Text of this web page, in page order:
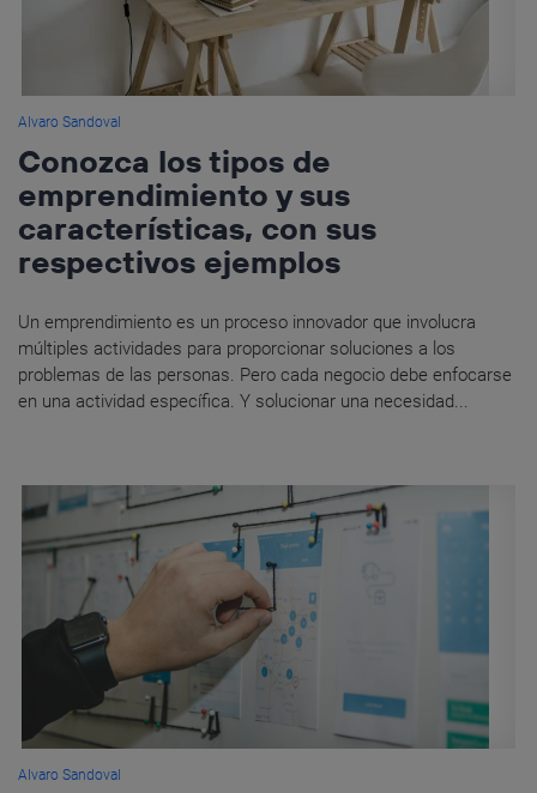
Alvaro Sandoval
Conozca los tipos de
emprendimiento y sus
características, con sus
respectivos ejemplos
Un emprendimiento es un proceso innovador que involucra
múltiples actividades para proporcionar soluciones a los
problemas de las personas. Pero cada negocio debe enfocarse
en una actividad específica. Y solucionar una necesidad...
Alvaro Sandoval